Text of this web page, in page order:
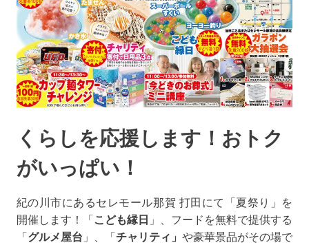
くらしを応援します！おトク
がいっぱい！
紀の川市にあるセレモール那賀 打田にて「夏祭り」を
開催します！「 こども縁日 」、フードを無料で提供する
「 グルメ屋台 」、「 チャリティ」や豪華景品がその場で